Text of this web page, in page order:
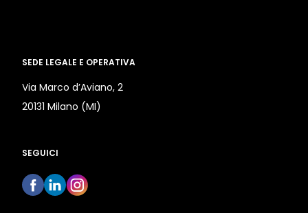
SEDE LEGALE E OPERATIVA
Via Marco d’Aviano, 2
20131 Milano (MI)
SEGUICI